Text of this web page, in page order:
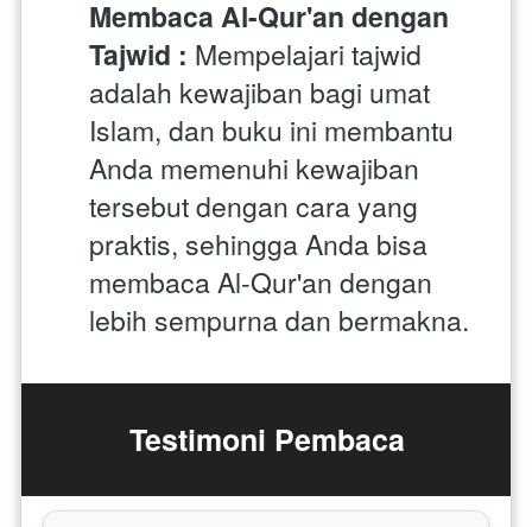
Membaca Al-Qur'an dengan
Tajwid : Mempelajari tajwid
adalah kewajiban bagi umat
Islam, dan buku ini membantu
Anda memenuhi kewajiban
tersebut dengan cara yang
praktis, sehingga Anda bisa
membaca Al-Qur'an dengan
lebih sempurna dan bermakna.
Testimoni Pembaca